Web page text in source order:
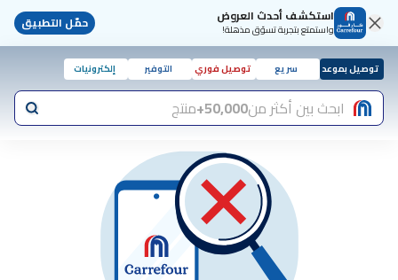
استكشف أحدث العروض
واستمتع بتجربة تسوّق مذهلة! حمّل التطبيق
توصيل بموعد سريع توصيل فوري التوفير إلكترونيات
ابحث بين أكثر من50,000+ منتج